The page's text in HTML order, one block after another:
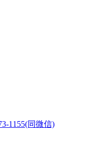
1155(同微信)